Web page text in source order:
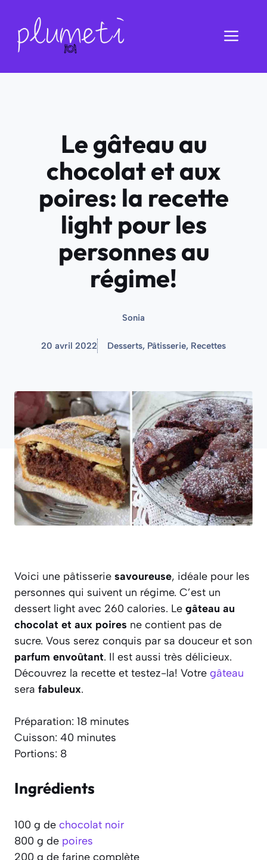
contenu
Le gâteau au
chocolat et aux
poires: la recette
light pour les
personnes au
régime!
Sonia
20 avril 2022 Desserts, Pâtisserie, Recettes
Voici une pâtisserie savoureuse, idéale pour les
personnes qui suivent un régime. C’est un
dessert light avec 260 calories. Le gâteau au
chocolat et aux poires ne contient pas de
sucre. Vous serez conquis par sa douceur et son
parfum envoûtant. Il est aussi très délicieux.
Découvrez la recette et testez-la! Votre gâteau
sera fabuleux.
Préparation: 18 minutes
Cuisson: 40 minutes
Portions: 8
Ingrédients
100 g de chocolat noir
800 g de poires
200 g de farine complète